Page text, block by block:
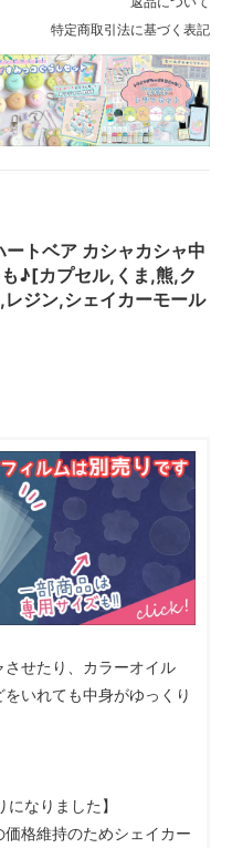
特定商取引法に基づく表記
トベア カシャカシャ中
♪[カプセル,くま,熊,ク
ジン,シェイカーモール
せたり、カラーオイル
いれても中身がゆっくり
なりました】
格維持のためシェイカー